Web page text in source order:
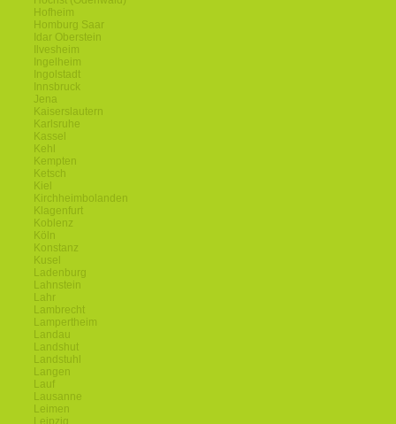
Hofheim
Homburg Saar
Idar Oberstein
Ilvesheim
Ingelheim
Ingolstadt
Innsbruck
Jena
Kaiserslautern
Karlsruhe
Kassel
Kehl
Kempten
Ketsch
Kiel
Kirchheimbolanden
Klagenfurt
Koblenz
Köln
Konstanz
Kusel
Ladenburg
Lahnstein
Lahr
Lambrecht
Lampertheim
Landau
Landshut
Landstuhl
Langen
Lauf
Lausanne
Leimen
Leipzig